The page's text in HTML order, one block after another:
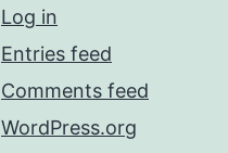
Log in
Entries feed
Comments feed
WordPress.org